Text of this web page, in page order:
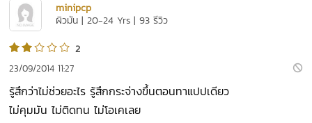
minipcp
ผิวมัน | 20-24 Yrs | 93 รีวิว
2
23/09/2014 11:27
รู้สึกว่าไม่ช่วยอะไร รู้สึกกระจ่างขึ้นตอนทาแปปเดียว
ไม่คุมมัน ไม่ติดทน ไม่โอเคเลย